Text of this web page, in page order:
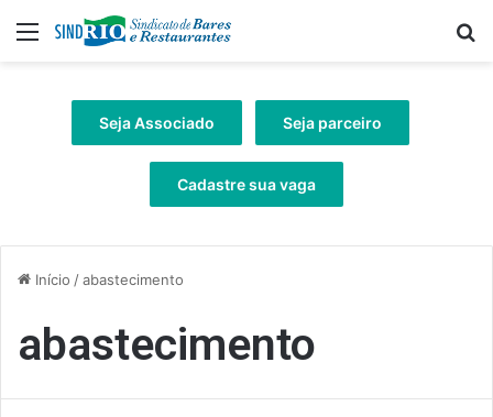
Menu
Seja Associado Seja parceiro
Cadastre sua vaga
Início /abastecimento
abastecimento